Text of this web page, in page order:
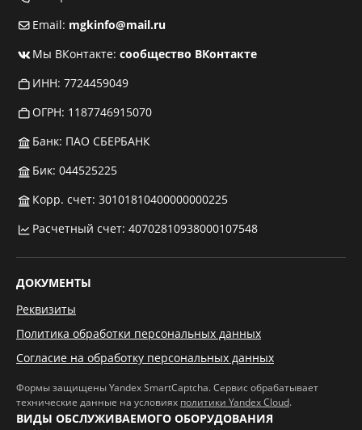
Email: mgkinfo@mail.ru
Мы ВКонтакте: сообщество ВКонтакте
ИНН: 7724459049
ОГРН: 1187746915070
Банк: ПАО СБЕРБАНК
Бик: 044525225
Корр. счет: 30101810400000000225
Расчетный счет: 40702810938000107548
ДОКУМЕНТЫ
Реквизиты
Политика обработки персональных данных
Согласие на обработку персональных данных
Формы защищены Yandex SmartCaptcha. Сервис обрабатывает
технические данные на условиях политики Yandex Cloud.
ВИДЫ ОБСЛУЖИВАЕМОГО ОБОРУДОВАНИЯ